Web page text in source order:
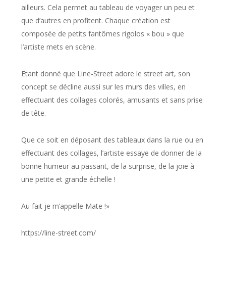
ailleurs. Cela permet au tableau de voyager un peu et
que d’autres en profitent. Chaque création est
composée de petits fantômes rigolos « bou » que
l’artiste mets en scène.
Etant donné que Line-Street adore le street art, son
concept se décline aussi sur les murs des villes, en
effectuant des collages colorés, amusants et sans prise
de tête.
Que ce soit en déposant des tableaux dans la rue ou en
effectuant des collages, l’artiste essaye de donner de la
bonne humeur au passant, de la surprise, de la joie à
une petite et grande échelle !
Au fait je m’appelle Mate !»
https://line-street.com/